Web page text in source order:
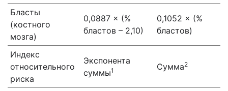
Бласты
(костного
мозга)
0,0887 × (%
бластов – 2,10)
0,1052 × (%
бластов)
Индекс
относительного
риска
Экспонента
суммы1 Сумма2